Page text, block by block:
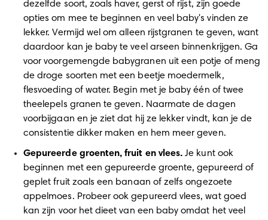
dezelfde soort, zoals haver, gerst of rijst, zijn goede
opties om mee te beginnen en veel baby's vinden ze
lekker. Vermijd wel om alleen rijstgranen te geven, want
daardoor kan je baby te veel arseen binnenkrijgen. Ga
voor voorgemengde babygranen uit een potje of meng
de droge soorten met een beetje moedermelk,
flesvoeding of water. Begin met je baby één of twee
theelepels granen te geven. Naarmate de dagen
voorbijgaan en je ziet dat hij ze lekker vindt, kan je de
consistentie dikker maken en hem meer geven.
Gepureerde groenten, fruit en vlees. Je kunt ook
beginnen met een gepureerde groente, gepureerd of
geplet fruit zoals een banaan of zelfs ongezoete
appelmoes. Probeer ook gepureerd vlees, wat goed
kan zijn voor het dieet van een baby omdat het veel